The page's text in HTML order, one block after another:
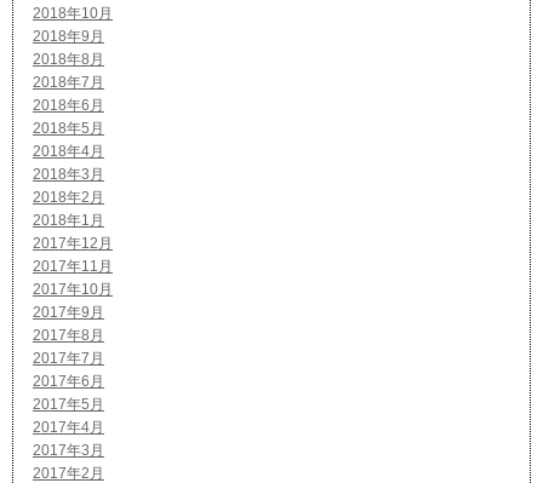
2018年10月
2018年9月
2018年8月
2018年7月
2018年6月
2018年5月
2018年4月
2018年3月
2018年2月
2018年1月
2017年12月
2017年11月
2017年10月
2017年9月
2017年8月
2017年7月
2017年6月
2017年5月
2017年4月
2017年3月
2017年2月